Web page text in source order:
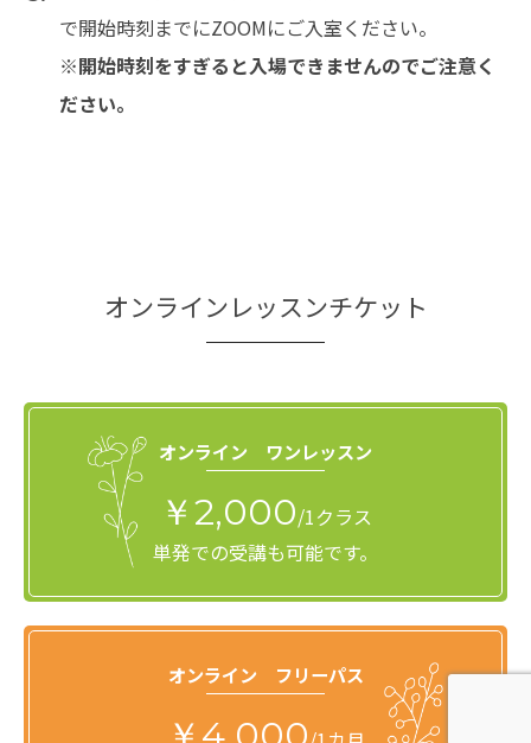
で開始時刻までにZOOMにご入室ください。
※開始時刻をすぎると入場できませんのでご注意く
ださい。
オンラインレッスンチケット
オンライン ワンレッスン
￥2,000/1クラス
単発での受講も可能です。
オンライン フリーパス